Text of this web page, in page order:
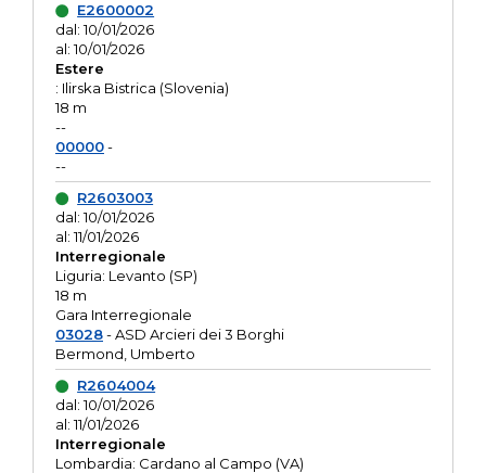
E2600002
dal: 10/01/2026
al: 10/01/2026
Estere
: Ilirska Bistrica (Slovenia)
18 m
--
00000-
--
R2603003
dal: 10/01/2026
al: 11/01/2026
Interregionale
Liguria: Levanto (SP)
18 m
Gara Interregionale
03028- ASD Arcieri dei 3 Borghi
Bermond, Umberto
R2604004
dal: 10/01/2026
al: 11/01/2026
Interregionale
Lombardia: Cardano al Campo (VA)